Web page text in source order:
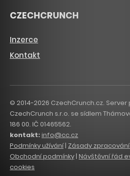
CZECHCRUNCH
Inzerce
Kontakt
© 2014-2026 CzechCrunch.cz.
CzechCrunch s.r.o. se sídlem
186 00. IČ 01465562.
kontakt:info@cc.cz
Podmínky užívání| Zásady
Obchodní podmínky | Návštěvní řád
cookies